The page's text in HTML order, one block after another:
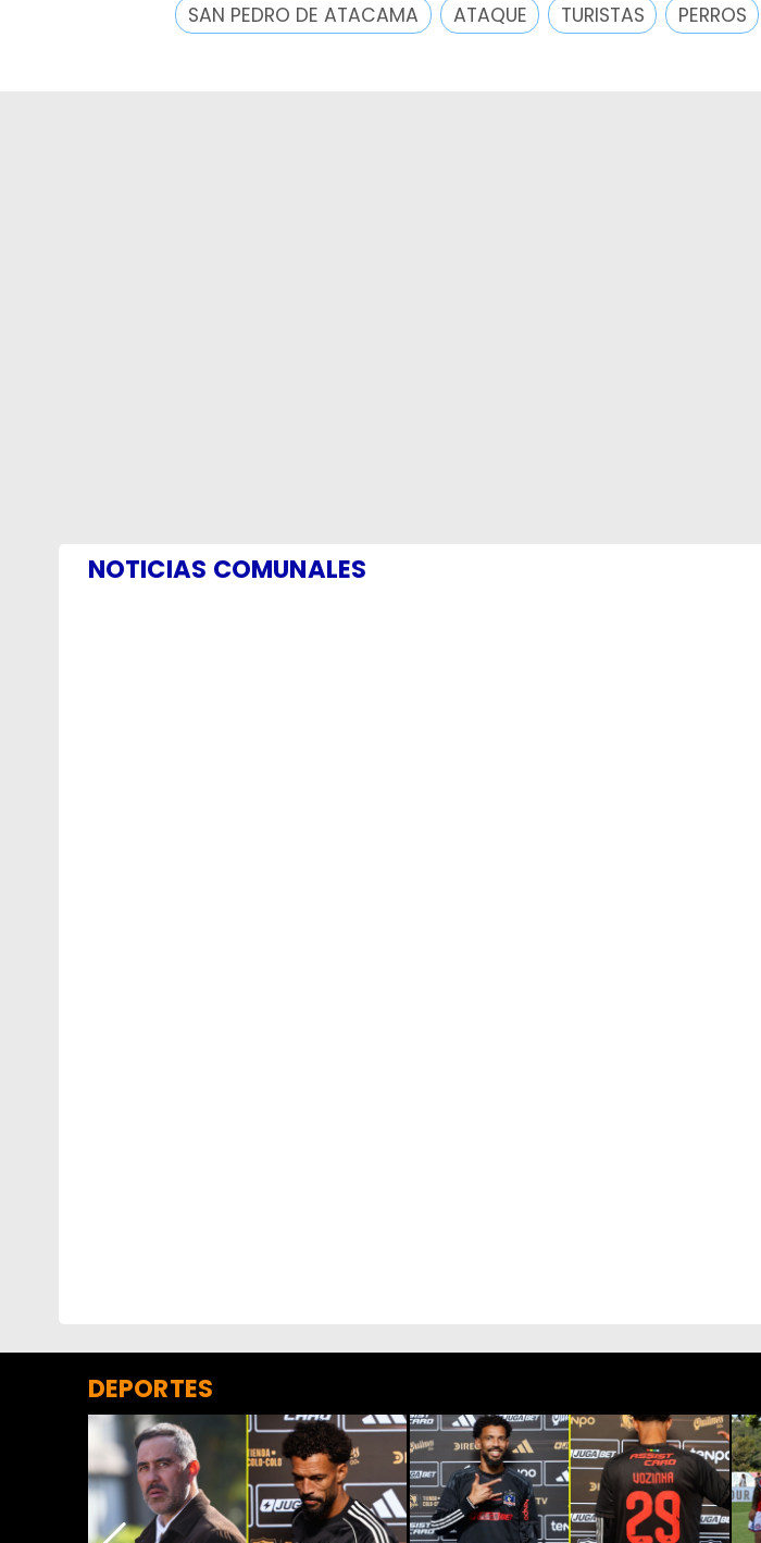
SAN PEDRO DE ATACAMA ATAQUE TURISTAS PERROS
NOTICIAS COMUNALES
DEPORTES